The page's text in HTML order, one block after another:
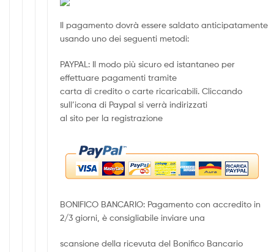
Il pagamento dovrà essere saldato anticipatamente
usando uno dei seguenti metodi:
PAYPAL: Il modo più sicuro ed istantaneo per
effettuare pagamenti tramite
carta di credito o carte ricaricabili. Cliccando
sull’icona di Paypal si verrà indirizzati
al sito per la registrazione
BONIFICO BANCARIO: Pagamento con accredito in
2/3 giorni, è consigliabile inviare una
scansione della ricevuta del Bonifico Bancario